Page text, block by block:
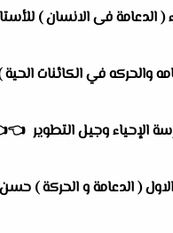
( الدعامة فى الانسان )
والحركه في الكائنات الحية
الإحياء وجيل التطوير 👈